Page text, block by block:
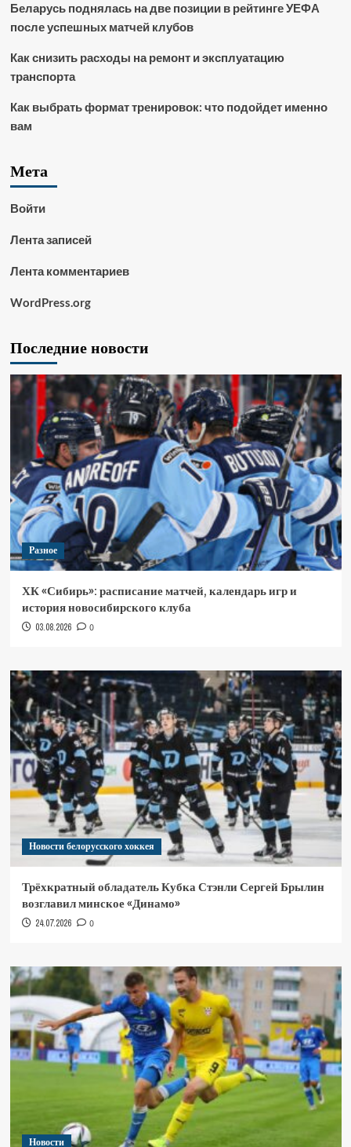
Беларусь поднялась на две позиции в рейтинге УЕФА
после успешных матчей клубов
Как снизить расходы на ремонт и эксплуатацию
транспорта
Как выбрать формат тренировок: что подойдет именно
вам
Мета
Войти
Лента записей
Лента комментариев
WordPress.org
Последние новости
Разное
ХК «Сибирь»: расписание матчей, календарь игр и
история новосибирского клуба
03.08.2026 0
Новости белорусского хоккея
Трёхкратный обладатель Кубка Стэнли Сергей Брылин
возглавил минское «Динамо»
24.07.2026 0
Новости